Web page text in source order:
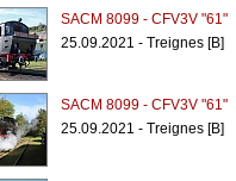
SACM 8099 - CFV3V "61"
25.09.2021 - Treignes [B]
SACM 8099 - CFV3V "61"
25.09.2021 - Treignes [B]